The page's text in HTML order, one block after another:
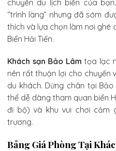
chuyến du lịch biển của bạn.
“trình làng” nhưng đã sớm
thích và lựa chọn làm nơi ghé
Biển Hải Tiến.
Khách sạn Bảo Lâm tọa lạc
nên rất thuận lợi cho chuyến
du khách. Dừng chân tại
thể dễ dàng tham quan biển
đi bộ) và khu vui chơi cảm
trương.
Bảng Giá Phòng Tại